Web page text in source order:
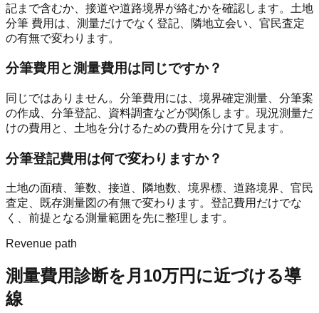
記まで含むか、接道や道路境界が絡むかを確認します。土地
分筆 費用は、測量だけでなく登記、隣地立会い、官民査定
の有無で変わります。
分筆費用と測量費用は同じですか？
同じではありません。分筆費用には、境界確定測量、分筆案
の作成、分筆登記、資料調査などが関係します。現況測量だ
けの費用と、土地を分けるための費用を分けて見ます。
分筆登記費用は何で変わりますか？
土地の面積、筆数、接道、隣地数、境界標、道路境界、官民
査定、既存測量図の有無で変わります。登記費用だけでな
く、前提となる測量範囲を先に整理します。
Revenue path
測量費用診断を月10万円に近づける導
線